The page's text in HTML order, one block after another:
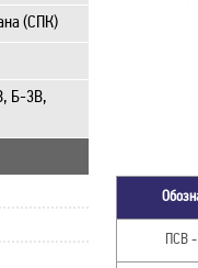
(СПК)
Б-3В,
ПСВ